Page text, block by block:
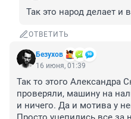
Так это народ делает и
ОТВЕТИТЬ
Безухов
16 июня, 01:39
Так то этого Александра
проверяли, машину на
и ничего. Да и мотива у